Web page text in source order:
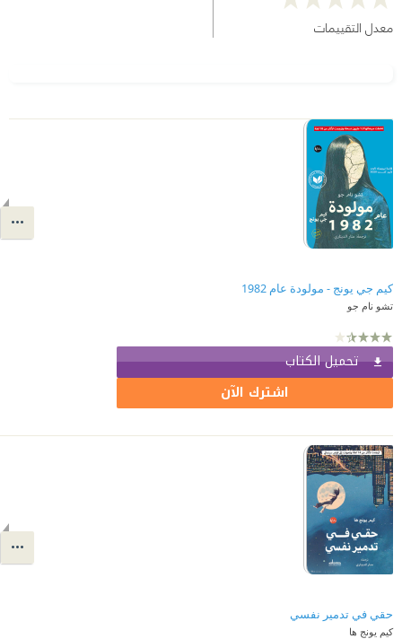
معدل التقييمات
كيم جي يونج - مولودة عام 1982
تشو نام جو
تحميل الكتاب
اشترك الآن
حقي في تدمير نفسي
كيم يونج ها